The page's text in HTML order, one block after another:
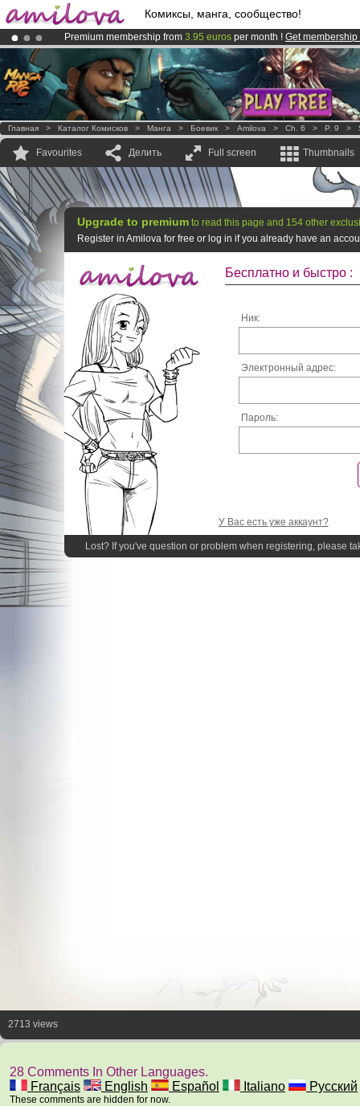
Комиксы, манга, сообщество!
Premium membership from 3.95 euros per month ! Get membership
Already 100000membersand 1000comics & mangas!.
AmilovaKickstarter is now LIVE!.
Главная > Каталог Комисков > Манга > Боевик > Amilova > Ch. 6 > P. 9 >
Favourites Делить Full screen Thumbnails
Upgrade to premium to read this page and 154 other
Register in Amilova for free or log in if you already have an
Бесплатно и быстро :
Ник:
Электронный адрес:
Пароль:
У Вас есть уже аккаунт?
Lost? If you've question or problem when registering, please
2713 views
28 Comments In Other Languages.
Français
English Español Italiano Русский
These comments are hidden for now.